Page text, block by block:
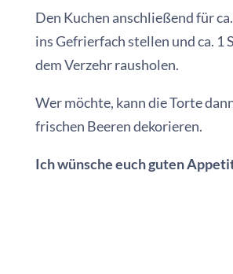
Den Kuchen anschließend für
ins Gefrierfach stellen und ca. 1
dem Verzehr rausholen.
Wer möchte, kann die Torte
frischen Beeren dekorieren.
Ich wünsche euch guten